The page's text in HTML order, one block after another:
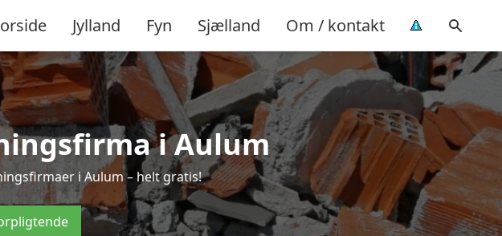
Jylland Fyn Sjælland Om / kontakt
i Aulum
i Aulum – helt gratis!